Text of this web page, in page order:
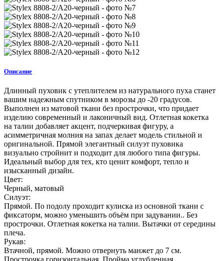
Описание
Длинный пуховик с утеплителем из натурального пуха станет
вашим надежным спутником в морозы до -20 градусов.
Выполнен из матовой ткани без прострочки, что придает
изделию современный и лаконичный вид. Отлетная кокетка
на талии добавляет акцент, подчеркивая фигуру, а
асимметричная молния на запах делает модель стильной и
оригинальной. Прямой элегантный силуэт пуховика
визуально стройнит и подходит для любого типа фигуры.
Идеальный выбор для тех, кто ценит комфорт, тепло и
изысканный дизайн.
Цвет:
Черный, матовый
Силуэт:
Прямой. По подолу проходит кулиска из основной ткани с
фиксаторм, можно уменьшить объём при задувании.. Без
прострочки. Отлетная кокетка на талии. Вытачки от середины
плеча.
Рукав:
Втачной, прямой. Можно отвернуть манжет до 7 см.
Прострочка горизонтальная. Пройма углубленная.